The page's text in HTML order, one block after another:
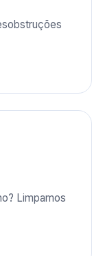
Limpamos